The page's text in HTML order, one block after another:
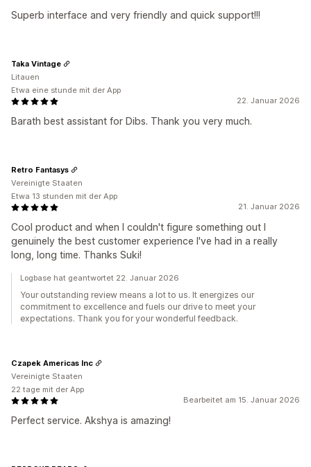
Superb interface and very friendly and quick support!!!
22. Januar 2026
Barath best assistant for Dibs. Thank you very much.
Taka Vintage
Litauen
Etwa eine stunde mit der App
21. Januar 2026
Cool product and when I couldn't figure something out I
genuinely the best customer experience I've had in a really
long, long time. Thanks Suki!
Retro Fantasys
Vereinigte Staaten
Etwa 13 stunden mit der App
Logbase hat geantwortet 22. Januar 2026
Your outstanding review means a lot to us. It energizes our
commitment to excellence and fuels our drive to meet your
expectations. Thank you for your wonderful feedback.
Bearbeitet am 15. Januar 2026
Perfect service. Akshya is amazing!
Czapek Americas Inc
Vereinigte Staaten
22 tage mit der App